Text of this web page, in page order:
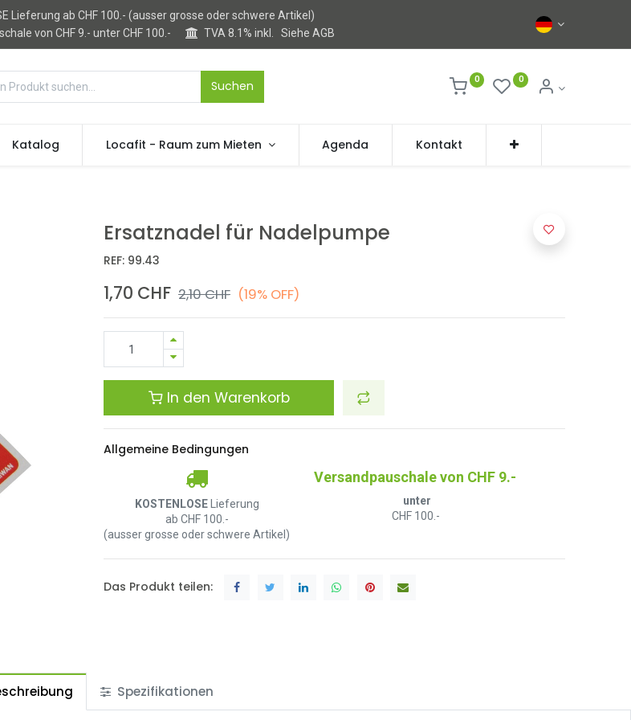
Lieferung ab CHF 100.- (ausser grosse oder schwere Artikel)
von CHF 9.- unter CHF 100.-
TVA 8.1% inkl.Siehe AGB
Suchen 0 0
Katalog Locafit - Raum zum Mieten Agenda Kontakt
Ersatznadel für Nadelpumpe
REF: 99.43
1,70 CHF 2,10CHF (19% OFF)
In den Warenkorb
Allgemeine Bedingungen
KOSTENLOSELieferung
ab CHF 100.-
(ausser grosse oder schwere Artikel)
Versandpauschale von CHF 9.-
unter
CHF 100.-
Das Produkt teilen:
Spezifikationen